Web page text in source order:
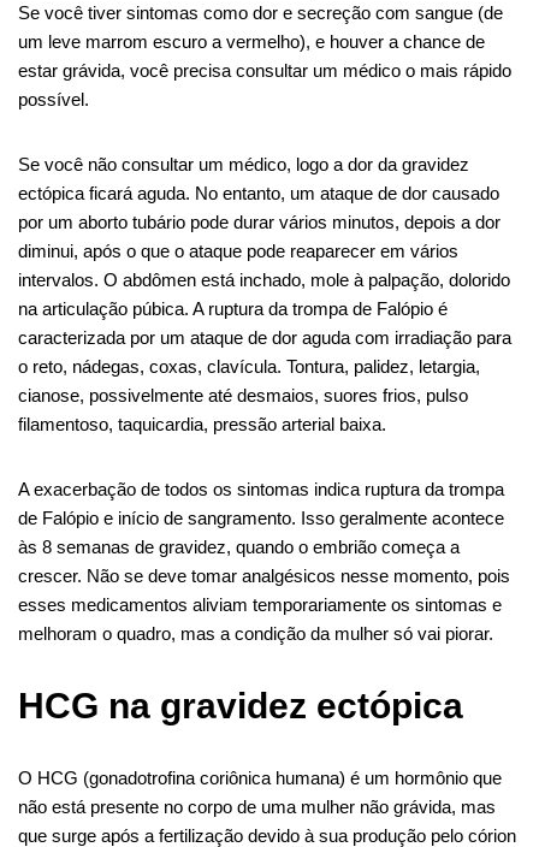
Se você tiver sintomas como dor e secreção com sangue (de
um leve marrom escuro a vermelho), e houver a chance de
estar grávida, você precisa consultar um médico o mais rápido
possível.
Se você não consultar um médico, logo a dor da gravidez
ectópica ficará aguda. No entanto, um ataque de dor causado
por um aborto tubário pode durar vários minutos, depois a dor
diminui, após o que o ataque pode reaparecer em vários
intervalos. O abdômen está inchado, mole à palpação, dolorido
na articulação púbica. A ruptura da trompa de Falópio é
caracterizada por um ataque de dor aguda com irradiação para
o reto, nádegas, coxas, clavícula. Tontura, palidez, letargia,
cianose, possivelmente até desmaios, suores frios, pulso
filamentoso, taquicardia, pressão arterial baixa.
A exacerbação de todos os sintomas indica ruptura da trompa
de Falópio e início de sangramento. Isso geralmente acontece
às 8 semanas de gravidez, quando o embrião começa a
crescer. Não se deve tomar analgésicos nesse momento, pois
esses medicamentos aliviam temporariamente os sintomas e
melhoram o quadro, mas a condição da mulher só vai piorar.
HCG na gravidez ectópica
O HCG (gonadotrofina coriônica humana) é um hormônio que
não está presente no corpo de uma mulher não grávida, mas
que surge após a fertilização devido à sua produção pelo córion